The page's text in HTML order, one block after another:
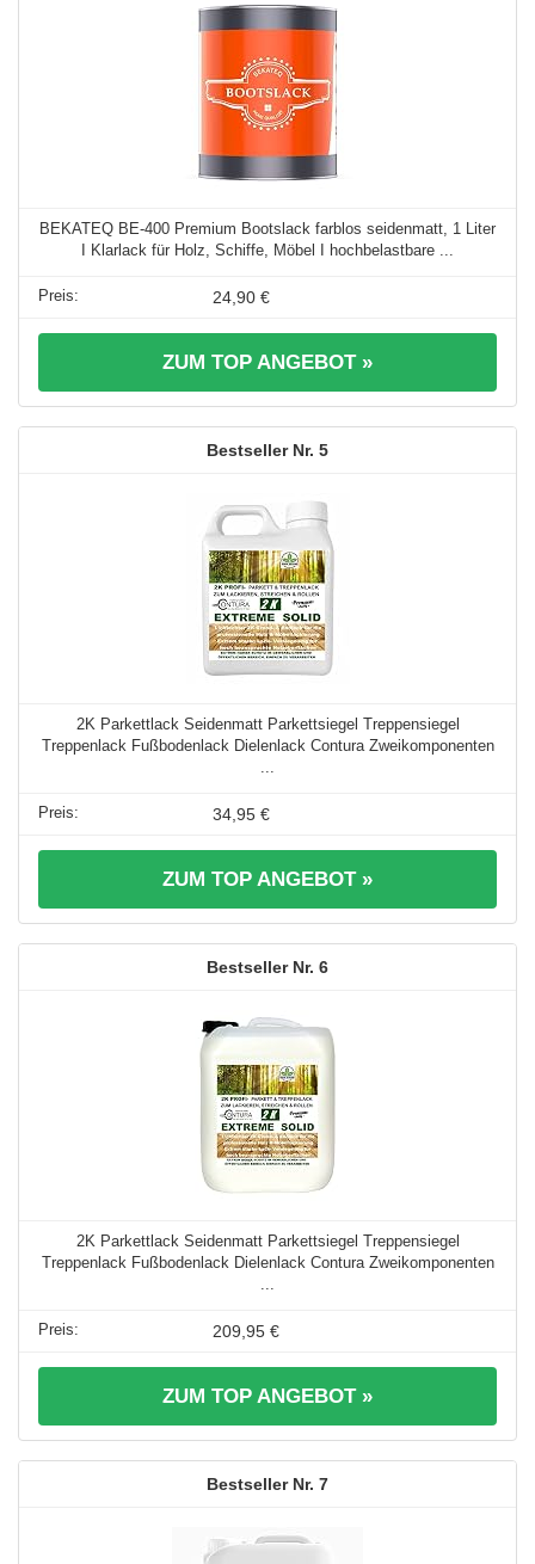
BEKATEQ BE-400 Premium Bootslack farblos seidenmatt, 1 Liter
I Klarlack für Holz, Schiffe, Möbel I hochbelastbare ...
24,90 €
ZUM TOP ANGEBOT »
5
2K Parkettlack Seidenmatt Parkettsiegel Treppensiegel
Treppenlack Fußbodenlack Dielenlack Contura Zweikomponenten
34,95 €
ZUM TOP ANGEBOT »
6
2K Parkettlack Seidenmatt Parkettsiegel Treppensiegel
Treppenlack Fußbodenlack Dielenlack Contura Zweikomponenten
209,95 €
ZUM TOP ANGEBOT »
7